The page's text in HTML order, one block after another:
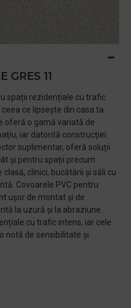
GRES 11
spații rezidențiale cu trafic
ce lipsește din casa ta.
oferă o gamă variată de
iar datorită construcției
suplimentar, oferă soluții
și pentru spații precum
clinici, bucătării și săli cu
Covoarele PVC pentru
ușor de montat și de
la uzură și la abraziune.
cu trafic intens, iar cele
notă de sensibilitate și